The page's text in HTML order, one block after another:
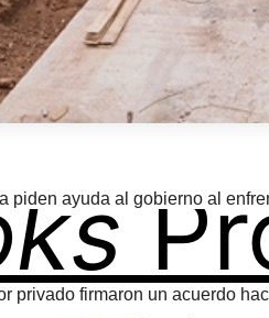
piden ayuda al gobierno al
privado firmaron un acuerdo